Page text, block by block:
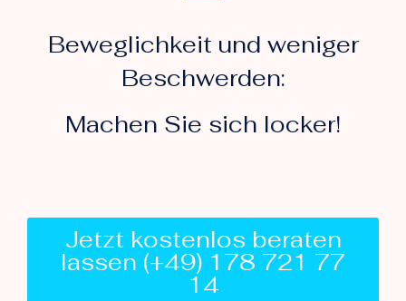
Beweglichkeit und weniger
Beschwerden:
Machen Sie sich locker!
Jetzt kostenlos beraten
lassen (+49) 178 721 77
14